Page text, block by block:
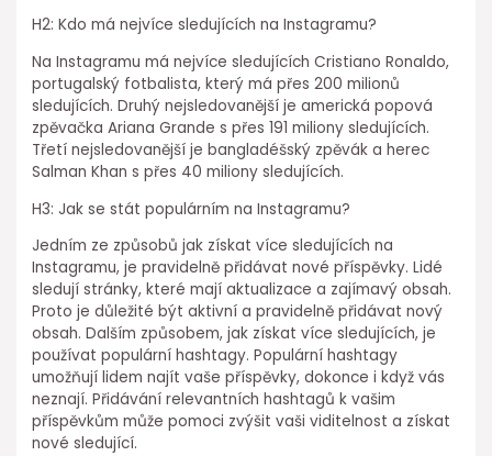
H2: Kdo má nejvíce sledujících na Instagramu?
Na Instagramu má nejvíce sledujících Cristiano Ronaldo,
portugalský fotbalista, který má přes 200 milionů
sledujících. Druhý nejsledovanější je americká popová
zpěvačka Ariana Grande s přes 191 miliony sledujících.
Třetí nejsledovanější je bangladéšský zpěvák a herec
Salman Khan s přes 40 miliony sledujících.
H3: Jak se stát populárním na Instagramu?
Jedním ze způsobů jak získat více sledujících na
Instagramu, je pravidelně přidávat nové příspěvky. Lidé
sledují stránky, které mají aktualizace a zajímavý obsah.
Proto je důležité být aktivní a pravidelně přidávat nový
obsah. Dalším způsobem, jak získat více sledujících, je
používat populární hashtagy. Populární hashtagy
umožňují lidem najít vaše příspěvky, dokonce i když vás
neznají. Přidávání relevantních hashtagů k vašim
příspěvkům může pomoci zvýšit vaši viditelnost a získat
nové sledující.